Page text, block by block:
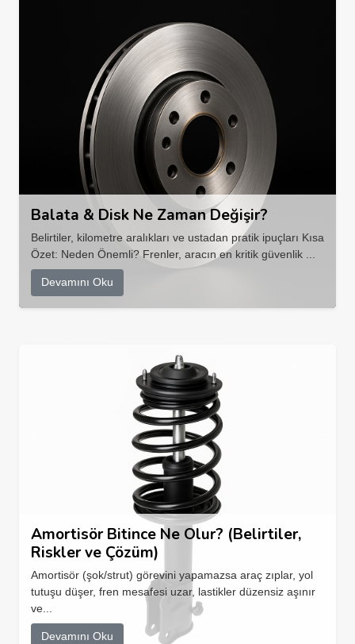
Balata & Disk Ne Zaman Değişir?
Belirtiler, kilometre aralıkları ve ustadan pratik ipuçları Kısa
Özet: Neden Önemli? Frenler, aracın en kritik güvenlik ...
Devamını Oku
Amortisör Bitince Ne Olur? (Belirtiler,
Riskler ve Çözüm)
Amortisör (şok/strut) görevini yapamazsa araç zıplar, yol
tutuşu düşer, fren mesafesi uzar, lastikler düzensiz aşınır
ve...
Devamını Oku